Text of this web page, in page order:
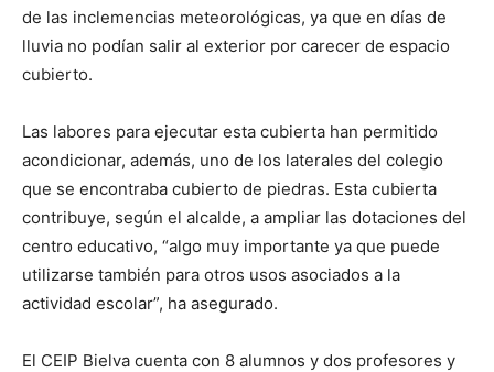
de las inclemencias meteorológicas, ya que en días de
lluvia no podían salir al exterior por carecer de espacio
cubierto.
Las labores para ejecutar esta cubierta han permitido
acondicionar, además, uno de los laterales del colegio
que se encontraba cubierto de piedras. Esta cubierta
contribuye, según el alcalde, a ampliar las dotaciones del
centro educativo, “algo muy importante ya que puede
utilizarse también para otros usos asociados a la
actividad escolar”, ha asegurado.
El CEIP Bielva cuenta con 8 alumnos y dos profesores y